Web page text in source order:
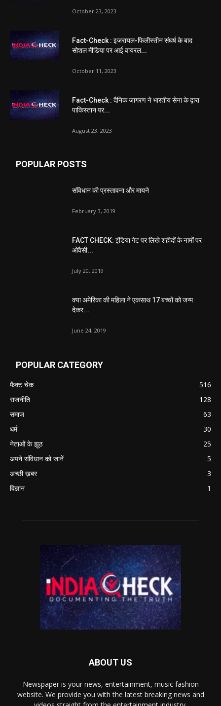
October 23, 2023
Fact-Check : इजरायल-फिलीस्तीन संघर्ष के बाद
सोशल मीडिया पर आई वायरल...
October 11, 2023
Fact-Check : दैनिक जागरण ने भारतीय सेना के द्वारा
पाकिस्तान पर...
August 23, 2023
POPULAR POSTS
संविधान की प्रस्तावना और मायने
February 3, 2019
FACT CHECK: इंडिया गेट पर लिखे शहीदों के नामों पर
ओवैसी...
July 20, 2019
क्या अमेरिका की महिला ने एकसाथ 17 बच्चों को जन्म
देकर...
June 24, 2019
POPULAR CATEGORY
फैक्ट चेक
516
राजनीति
128
समाज
63
धर्म
30
नेताओं के झूठ
25
अपने संविधान को जानें
5
अच्छी ख़बर
3
विज्ञान
1
ABOUT US
Newspaper is your news, entertainment, music fashion
website. We provide you with the latest breaking news and